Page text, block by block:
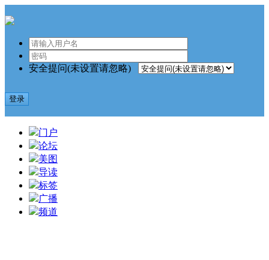
安全提问(未设置请忽略)
登录
门户
论坛
美图
导读
标签
广播
频道